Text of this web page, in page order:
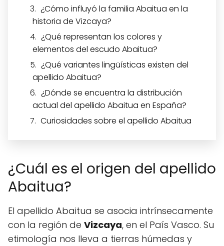
¿Cómo influyó la familia Abaitua en la
historia de Vizcaya?
¿Qué representan los colores y
elementos del escudo Abaitua?
¿Qué variantes lingüísticas existen del
apellido Abaitua?
¿Dónde se encuentra la distribución
actual del apellido Abaitua en España?
Curiosidades sobre el apellido Abaitua
¿Cuál es el origen del apellido
Abaitua?
El apellido Abaitua se asocia intrínsecamente
con la región de Vizcaya, en el País Vasco. Su
etimología nos lleva a tierras húmedas y